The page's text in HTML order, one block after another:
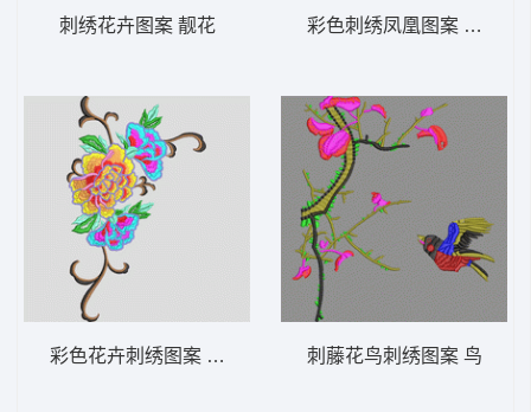
刺绣花卉图案 靓花
彩色花卉刺绣图案 靓花
彩色刺绣凤凰图案 凤凰
刺藤花鸟刺绣图案 鸟